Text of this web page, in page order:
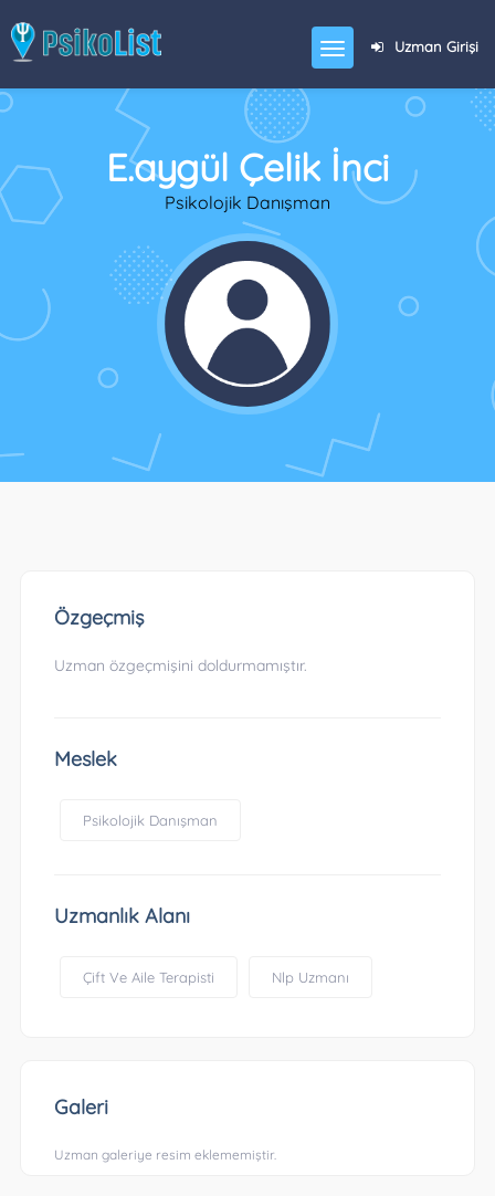
Uzman Girişi
E.aygül Çelik İnci
Psikolojik Danışman
Özgeçmiş
Uzman özgeçmişini doldurmamıştır.
Meslek
Psikolojik Danışman
Uzmanlık Alanı
Çift Ve Aile Terapisti Nlp Uzmanı
Galeri
Uzman galeriye resim eklememiştir.